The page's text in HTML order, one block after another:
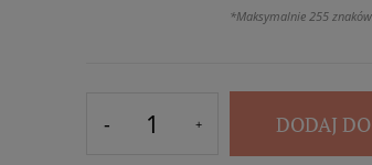
*Maksymalnie 255 znaków.
DODAJ